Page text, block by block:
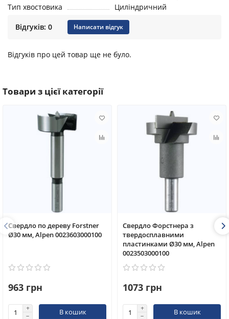
Тип хвостовика
Циліндричний
Відгуків: 0 Написати відгук
Відгуків про цей товар ще не було.
Товари з цієї категорії
Свердло по дереву Forstner
Ø30 мм, Alpen 0023603000100
963 грн
В кошик
Свердло Форстнера з
твердосплавними
пластинками Ø30 мм, Alpen
0023503000100
1073 грн
В кошик